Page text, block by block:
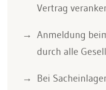
Vertrag
Anmeldung
durch alle
Bei